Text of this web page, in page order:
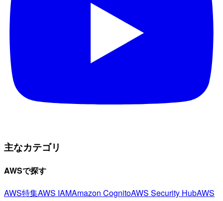
主なカテゴリ
AWSで探す
AWS特集AWS IAMAmazon CognitoAWS Security HubAWS